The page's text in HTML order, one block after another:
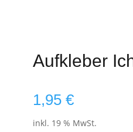
Aufkleber
1,95€
inkl. 19 % MwSt.